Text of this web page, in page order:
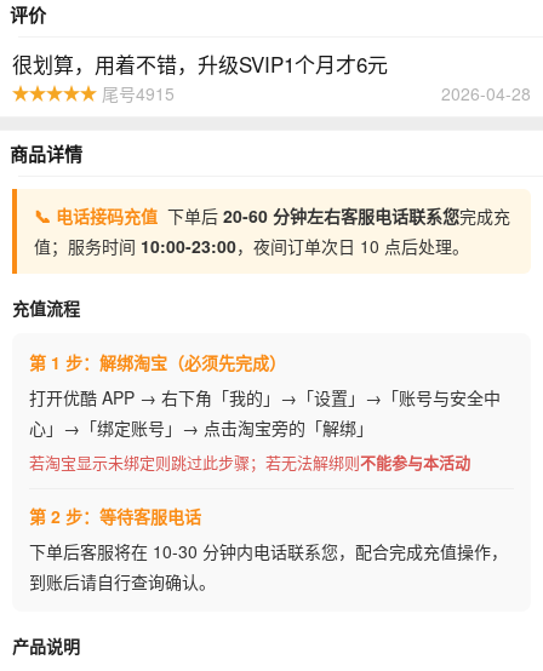
评价
很划算，用着不错，升级SVIP1个月才6元
尾号4915 2026-04-28
商品详情
📞 电话接码充值 下单后 20-60 分钟左右客服电话联系您完成充
值；服务时间 10:00-23:00，夜间订单次日 10 点后处理。
充值流程
第 1 步：解绑淘宝（必须先完成）
打开优酷 APP → 右下角「我的」→「设置」→「账号与安全中
心」→「绑定账号」→ 点击淘宝旁的「解绑」
若淘宝显示未绑定则跳过此步骤；若无法解绑则不能参与本活动
第 2 步：等待客服电话
下单后客服将在 10-30 分钟内电话联系您，配合完成充值操作，
到账后请自行查询确认。
产品说明